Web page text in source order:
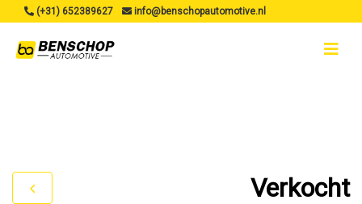
(+31) 652389627 info@benschopautomotive.nl
Verkocht